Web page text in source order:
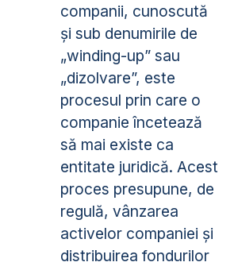
companii, cunoscută
și sub denumirile de
„winding-up” sau
„dizolvare”, este
procesul prin care o
companie încetează
să mai existe ca
entitate juridică. Acest
proces presupune, de
regulă, vânzarea
activelor companiei și
distribuirea fondurilor